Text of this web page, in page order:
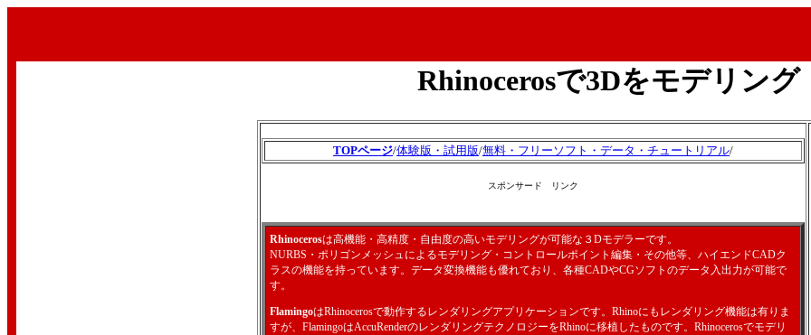
Rhinocerosで3Dをモデリング
TOPページ/体験版・試用版/無料・フリーソフト・データ・チュートリアル/
スポンサード リンク
Rhinocerosは高機能・高精度・自由度の高いモデリングが可能な３Dモデラーです。
NURBS・ポリゴンメッシュによるモデリング・コントロールポイント編集・その他等、ハイエンドCADク
ラスの機能を持っています。データ変換機能も優れており、各種CADやCGソフトのデータ入出力が可能で
す。
FlamingoはRhinocerosで動作するレンダリングアプリケーションです。Rhinoにもレンダリング機能は有りま
すが、FlamingoはAccuRenderのレンダリングテクノロジーをRhinoに移植したものです。Rhinocerosでモデリ